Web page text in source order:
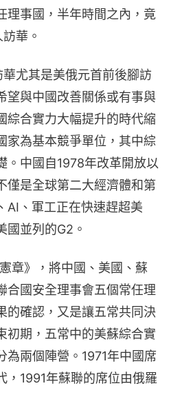
理事國，半年時間之內，竟
華。
尤其是美俄元首前後腳訪
望與中國改善關係或有事與
綜合實力大幅提升的時代縮
家為基本競爭單位，其中綜
。中國自1978年改革開放以
僅是全球第二大經濟體和第
AI、軍工正在快速趕超美
國並列的G2。
章》，將中國、美國、蘇
合國安全理事會五個常任理
的確認，又是讓五常共同決
初期，五常中的美蘇綜合實
為兩個陣營。1971年中國席
，1991年蘇聯的席位由俄羅